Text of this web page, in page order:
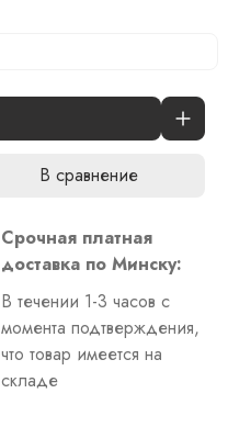
В сравнение
Срочная платная
доставка по Минску:
В течении 1-3 часов с
момента подтверждения,
что товар имеется на
складе